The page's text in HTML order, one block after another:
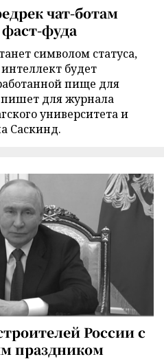
чат-ботам
фуда
символом статуса,
будет
пище для
пишет для журнала
университета и
Саскинд.
России с
праздником